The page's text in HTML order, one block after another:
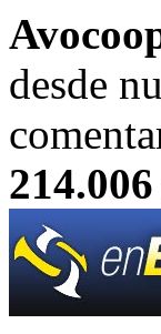
desde
214.006